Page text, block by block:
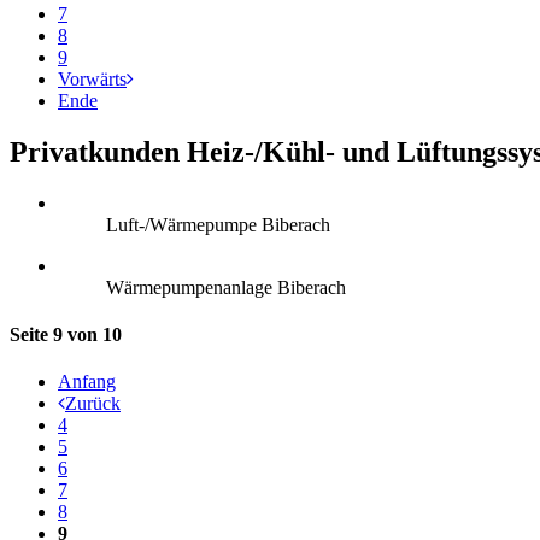
7
8
9
Vorwärts
Ende
Privatkunden Heiz-/Kühl- und
Luft-/Wärmepumpe Biberach
Wärmepumpenanlage Biberach
Seite 9 von 10
Anfang
Zurück
4
5
6
7
8
9